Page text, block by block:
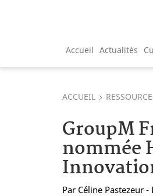
Accueil Actualités
ACCUEIL
GroupM
nommée
Par Céline Pastezeur -